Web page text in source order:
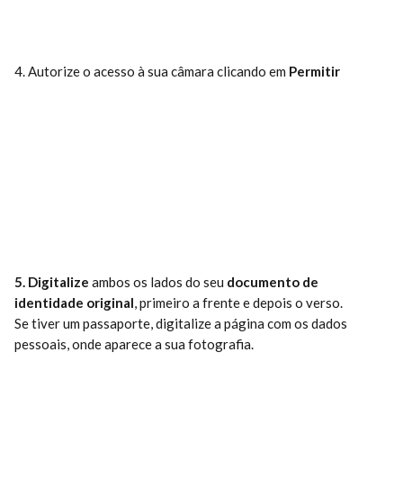
4. Autorize o acesso à sua câmara clicando em Permitir
5. Digitalize ambos os lados do seu documento de
identidade original, primeiro a frente e depois o verso.
Se tiver um passaporte, digitalize a página com os dados
pessoais, onde aparece a sua fotografia.